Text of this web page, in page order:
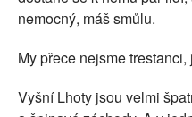
nemocný, máš smůlu.
My přece nejsme
Vyšní Lhoty jsou velmi